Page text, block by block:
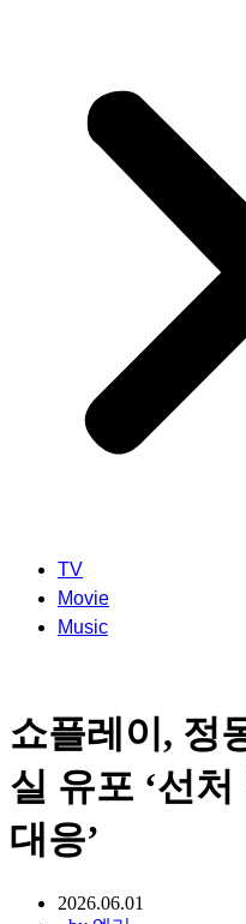
TV
Movie
Music
쇼플레이, 정
실 유포 ‘선
대응’
2026.06.01